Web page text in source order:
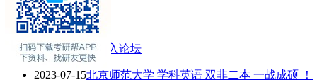
专业介绍
专业课辅导
2021考研热门话题 进入论坛
2023-07-15北京师范大学 学科英语 双非二本 一战成硕 ！